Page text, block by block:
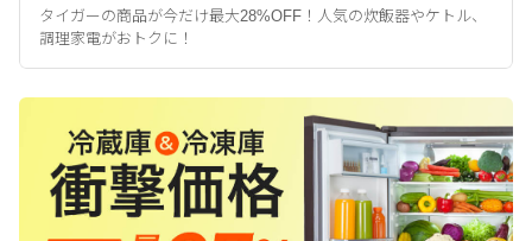
タイガーの商品が今だけ最大28%OFF！人気の炊飯器やケトル、
調理家電がおトクに！